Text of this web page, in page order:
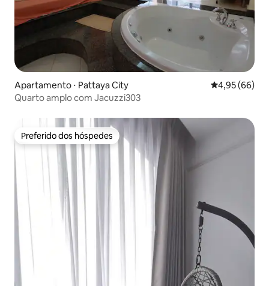
Apartamento ⋅ Pattaya City 4,95 de uma
4,95 (66)
Quarto amplo com Jacuzzi303
Preferido dos hóspedes
Preferido dos hóspedes